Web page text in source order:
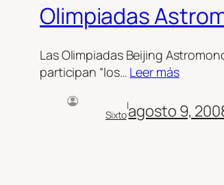
Olimpiadas
Las Olimpiadas Beijing
participan “los… Leer más
Sixto
|agosto 9,